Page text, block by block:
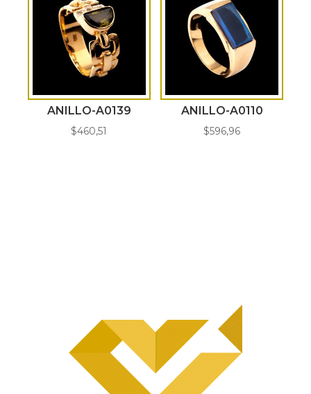
ANILLO-A0139
$460,51
ANILLO-A0110
$596,96